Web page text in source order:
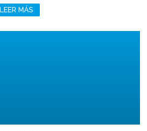
LEER MÁS